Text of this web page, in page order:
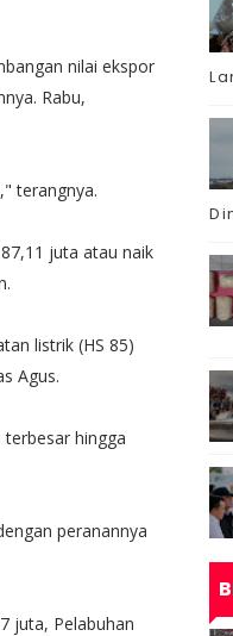
nilai ekspor
Rabu,
terangnya.
juta atau naik
listrik (HS 85)
Agus.
hingga
peranannya
juta, Pelabuhan